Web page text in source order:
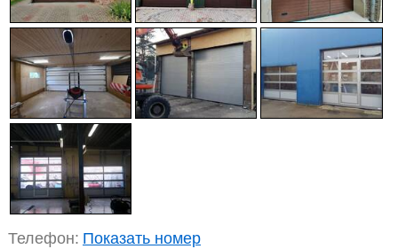
Телефон: Показать номер